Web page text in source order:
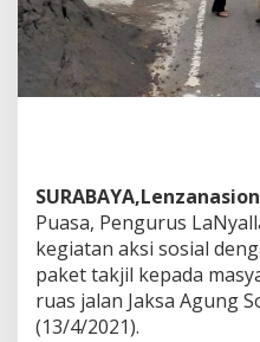
y
a
l
l
a
e
m
i
a
e
Puasa, Pengurus
kegiatan aksi sosial
paket takjil kepada
ruas jalan Jaksa Agung
(13/4/2021).